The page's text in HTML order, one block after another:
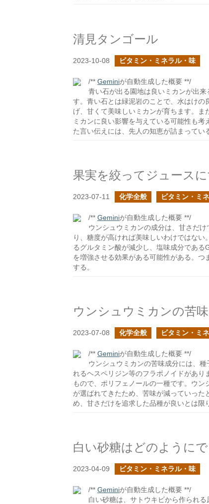
清見タンゴール
2023-10-08 ビタミン・ミネラル・味
/** Geminiが自動生成した概要 **/
青い石が出る園地は良いミカンが出
す。青い石とは緑泥岩のことで、水はけ
げ、甘くて美味しいミカンが育ちます。ま
ミカンに良い影響を与えている可能性も
た言い伝えには、先人の知恵が詰まってい
2023-07-11 化学全般 ビタミン・ミ
/** Geminiが自動生成した概要 **/
ウンシュウミカンの成分は、甘さだ
り、糖度が高ければ美味しいわけではな
るグルタミン酸が減少し、塩味成分であ
を増強させる効果がある可能性がある。
する。
ウンシュウミカンの苦
2023-07-08 化学全般 ビタミン・ミ
/** Geminiが自動生成した概要 **/
ウンシュウミカンの苦味成分には、
れるヘスペリジン等のフラボノイドがあ
もので、ポリフェノールの一種です。ウ
が選ばれてきたため、苦味が減っていっ
め、甘さだけを追求した品種が良いとは限
白い砂糖はどのようにで
2023-04-09 ビタミン・ミネラル・味
/** Geminiが自動生成した概要 **/
白い砂糖は、サトウキビから作られ